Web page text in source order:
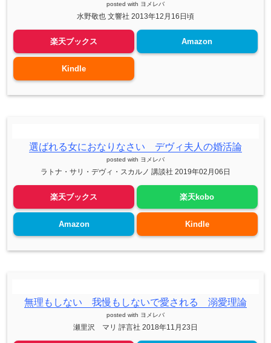
posted with ヨメレバ
水野敬也 文響社 2013年12月16日頃
楽天ブックス Amazon
Kindle
選ばれる女におなりなさい デヴィ夫人の婚活論
posted with ヨメレバ
ラトナ・サリ・デヴィ・スカルノ 講談社 2019年02月06日
楽天ブックス 楽天kobo
Amazon Kindle
無理もしない 我慢もしないで愛される 溺愛理論
posted with ヨメレバ
瀬里沢 マリ 評言社 2018年11月23日